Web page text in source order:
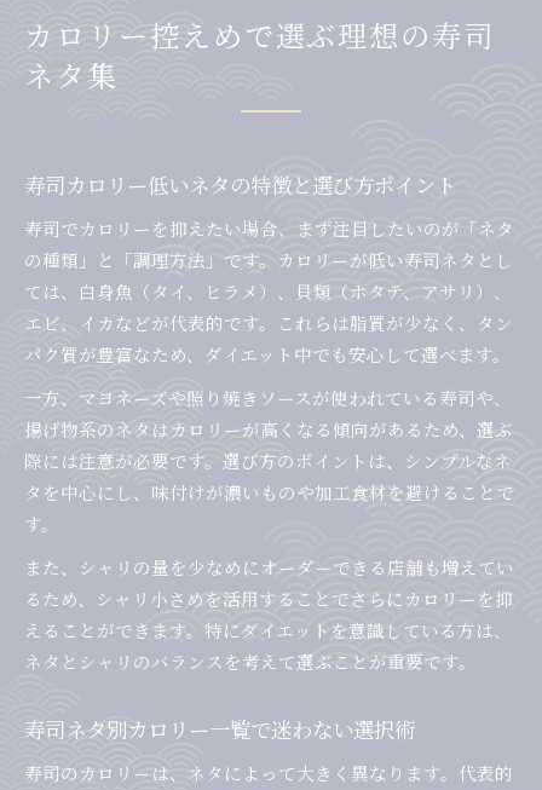
カロリー控えめで選ぶ理想の寿司
ネタ集
寿司カロリー低いネタの特徴と選び方ポイント
寿司でカロリーを抑えたい場合、まず注目したいのが「ネタ
の種類」と「調理方法」です。カロリーが低い寿司ネタとし
ては、白身魚（タイ、ヒラメ）、貝類（ホタテ、アサリ）、
エビ、イカなどが代表的です。これらは脂質が少なく、タン
パク質が豊富なため、ダイエット中でも安心して選べます。
一方、マヨネーズや照り焼きソースが使われている寿司や、
揚げ物系のネタはカロリーが高くなる傾向があるため、選ぶ
際には注意が必要です。選び方のポイントは、シンプルなネ
タを中心にし、味付けが濃いものや加工食材を避けることで
す。
また、シャリの量を少なめにオーダーできる店舗も増えてい
るため、シャリ小さめを活用することでさらにカロリーを抑
えることができます。特にダイエットを意識している方は、
ネタとシャリのバランスを考えて選ぶことが重要です。
寿司ネタ別カロリー一覧で迷わない選択術
寿司のカロリーは、ネタによって大きく異なります。代表的